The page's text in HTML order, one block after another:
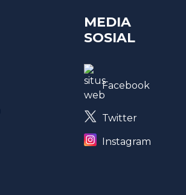
MEDIA
SOSIAL
Facebook
Twitter
Instagram